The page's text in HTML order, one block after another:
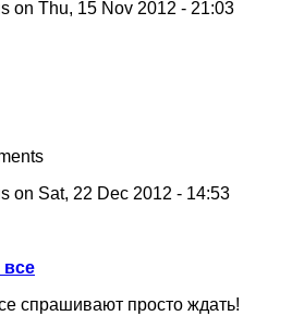
on Thu, 15 Nov 2012 - 21:03
on Sat, 22 Dec 2012 - 14:53
все
спрашивают просто ждать!